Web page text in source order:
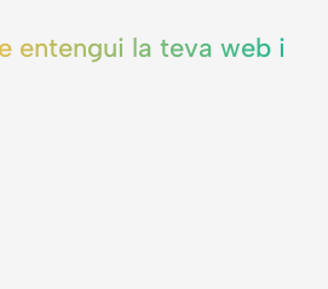
entengui la teva web i